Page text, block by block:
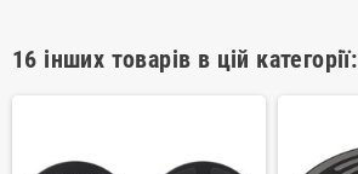
16 інших товарів в цій категорії: